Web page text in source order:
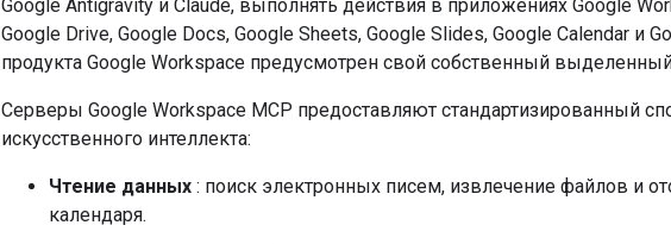
Google Antigravity и Claude, выполнять действия в приложениях Google
Google Drive, Google Docs, Google Sheets, Google Slides, Google Calendar и
продукта Google Workspace предусмотрен свой собственный
Серверы Google Workspace MCP предоставляют стандартизированный
искусственного интеллекта:
Чтение данных : поиск электронных писем, извлечение файлов и
календаря.